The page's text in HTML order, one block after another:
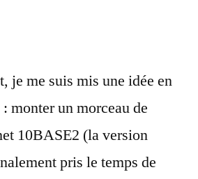
je me suis mis une idée en
monter un morceau de
10BASE2 (la version
pris le temps de